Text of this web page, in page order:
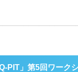
PIT」第5回ワーク